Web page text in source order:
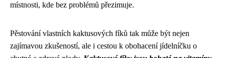
místnosti, kde bez problémů přezimuje.
Pěstování vlastních kaktusových fíků tak může být nejen
zajímavou zkušeností, ale i cestou k obohacení jídelníčku o